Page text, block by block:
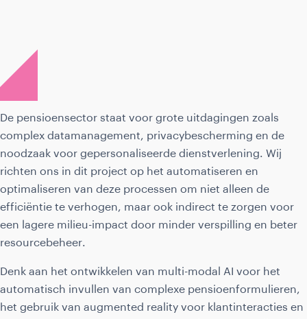
De pensioensector staat voor grote uitdagingen zoals
complex datamanagement, privacybescherming en de
noodzaak voor gepersonaliseerde dienstverlening. Wij
richten ons in dit project op het automatiseren en
optimaliseren van deze processen om niet alleen de
efficiëntie te verhogen, maar ook indirect te zorgen voor
een lagere milieu-impact door minder verspilling en beter
resourcebeheer.
Denk aan het ontwikkelen van multi-modal AI voor het
automatisch invullen van complexe pensioenformulieren,
het gebruik van augmented reality voor klantinteracties en